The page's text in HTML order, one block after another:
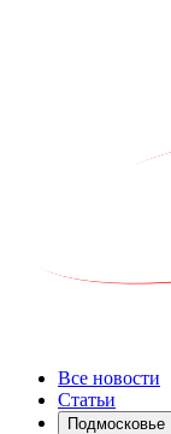
Все новости
Статьи
Подмосковье